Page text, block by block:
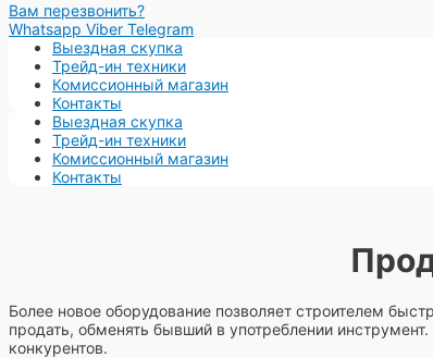
Вам перезвонить?
Whatsapp Viber Telegram
Выездная скупка
Трейд-ин техники
Комиссионный магазин
Контакты
Выездная скупка
Трейд-ин техники
Комиссионный магазин
Контакты
Более новое оборудование позволяет строителем
продать, обменять бывший в употреблении
конкурентов.